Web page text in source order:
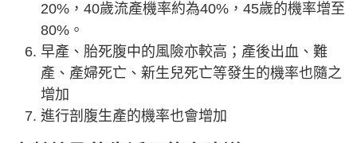
20%，40歲流產機率約為40%，45歲的機率增至
80%。
早產、胎死腹中的風險亦較高；產後出血、難
產、產婦死亡、新生兒死亡等發生的機率也隨之
增加
進行剖腹生產的機率也會增加